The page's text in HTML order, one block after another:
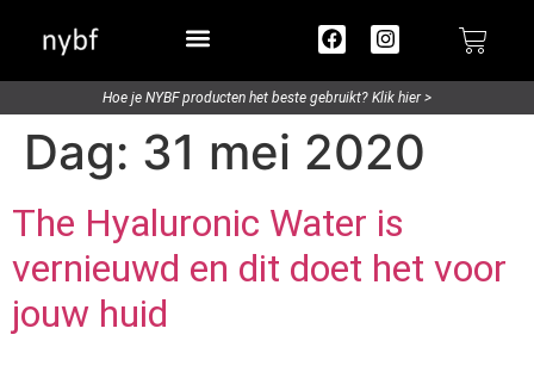
Hoe je NYBF producten het beste gebruikt? Klik hier >
Dag: 31 mei 2020
The Hyaluronic Water is
vernieuwd en dit doet het voor
jouw huid